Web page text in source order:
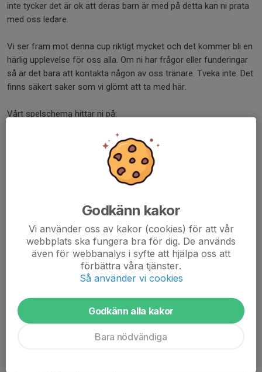
inte tycker det är ok att deras barn är med på detta kan ni prata
med oss ledare.
Vi ser fram mot denna cup riktigt mycket och det kommer bli en
härlig upplevelse för oss alla. Om ni har frågor eller funderingar
så är det bara att kontakta någon av oss tränare. Tveka inte. Det
finns säkert saker som vi glömt att ta med här.
Vårt spelschema hittar ni på:
https://solvesborgcupen.cupmanager.net/2026/result/team/767
https://solvesborgcupen.cupmanager.net/2026/result/team/767
Vi kommer att behöva hjälp av föräldrar med bil i Sölvesborg att
slussa laget till matcher där planerna ligger en bit ifrån boendet.
Dela nyhet
Godkänn kakor
Vi använder oss av kakor (cookies) för att vår
webbplats ska fungera bra för dig. De används
även för webbanalys i syfte att hjälpa oss att
förbättra våra tjänster.
Så använder vi cookies
Godkänn alla kakor
Bara nödvändiga